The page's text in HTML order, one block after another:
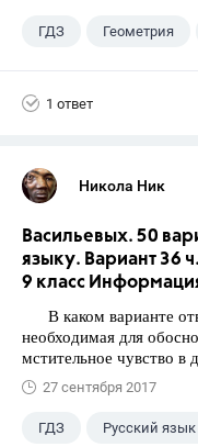
ГДЗ Геометрия
1 ответ
Никола Ник
Васильевых. 50
языку. Вариант 36
9 класс
В каком варианте
необходимая для
мстительное чувство в
27 сентября 2017
ГДЗ Русский язык